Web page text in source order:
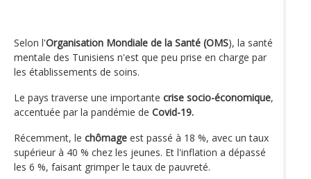
Selon l'Organisation Mondiale de la Santé (OMS), la santé
mentale des Tunisiens n'est que peu prise en charge par
les établissements de soins.
Le pays traverse une importante crise socio-économique,
accentuée par la pandémie de Covid-19.
Récemment, le chômage est passé à 18 %, avec un taux
supérieur à 40 % chez les jeunes. Et l'inflation a dépassé
les 6 %, faisant grimper le taux de pauvreté.